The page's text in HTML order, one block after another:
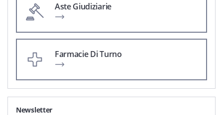
Aste Giudiziarie
Farmacie Di Turno
Newsletter